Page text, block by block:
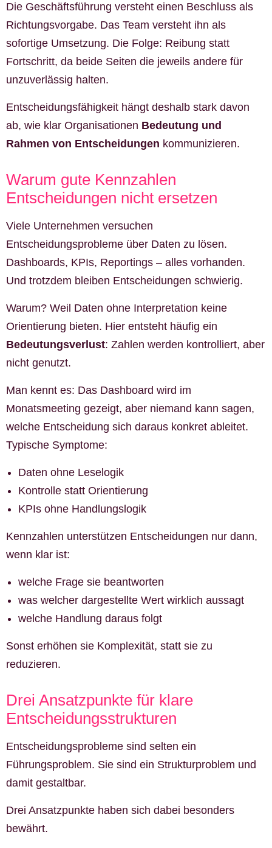
Die Geschäftsführung versteht einen Beschluss als
Richtungsvorgabe. Das Team versteht ihn als
sofortige Umsetzung. Die Folge: Reibung statt
Fortschritt, da beide Seiten die jeweils andere für
unzuverlässig halten.
Entscheidungsfähigkeit hängt deshalb stark davon
ab, wie klar Organisationen Bedeutung und
Rahmen von Entscheidungen kommunizieren.
Warum gute Kennzahlen
Entscheidungen nicht ersetzen
Viele Unternehmen versuchen
Entscheidungsprobleme über Daten zu lösen.
Dashboards, KPIs, Reportings – alles vorhanden.
Und trotzdem bleiben Entscheidungen schwierig.
Warum? Weil Daten ohne Interpretation keine
Orientierung bieten. Hier entsteht häufig ein
Bedeutungsverlust: Zahlen werden kontrolliert, aber
nicht genutzt.
Man kennt es: Das Dashboard wird im
Monatsmeeting gezeigt, aber niemand kann sagen,
welche Entscheidung sich daraus konkret ableitet.
Typische Symptome:
Daten ohne Leselogik
Kontrolle statt Orientierung
KPIs ohne Handlungslogik
Kennzahlen unterstützen Entscheidungen nur dann,
wenn klar ist:
welche Frage sie beantworten
was welcher dargestellte Wert wirklich aussagt
welche Handlung daraus folgt
Sonst erhöhen sie Komplexität, statt sie zu
reduzieren.
Drei Ansatzpunkte für klare
Entscheidungsstrukturen
Entscheidungsprobleme sind selten ein
Führungsproblem. Sie sind ein Strukturproblem und
damit gestaltbar.
Drei Ansatzpunkte haben sich dabei besonders
bewährt.